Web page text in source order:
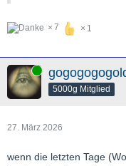
7 1
Online
5000g Mitglied
27. März 2026
wenn die letzten Tage